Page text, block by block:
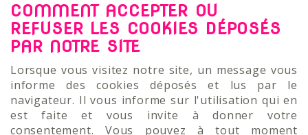
COMMENT ACCEPTER OU
REFUSER LES COOKIES DÉPOSÉS
PAR NOTRE SITE
Lorsque vous visitez notre site, un message vous
informe des cookies déposés et lus par le
navigateur. Il vous informe sur l'utilisation qui en
est faite et vous invite à donner votre
consentement. Vous pouvez à tout moment